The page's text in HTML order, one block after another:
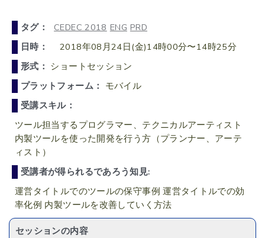
タグ： CEDEC 2018 ENG PRD
日時：
2018年08月24日(金)14時00分〜14時25分
形式： ショートセッション
プラットフォーム： モバイル
受講スキル：
ツール担当するプログラマー、テクニカルアーティスト
内製ツールを使った開発を行う方（プランナー、アーテ
ィスト）
受講者が得られるであろう知見:
運営タイトルでのツールの保守事例 運営タイトルでの効
率化例 内製ツールを改善していく方法
セッションの内容